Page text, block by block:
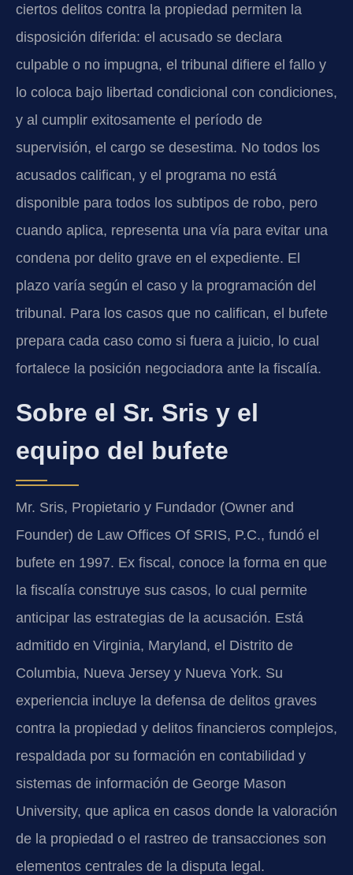
ciertos delitos contra la propiedad permiten la
disposición diferida: el acusado se declara
culpable o no impugna, el tribunal difiere el fallo y
lo coloca bajo libertad condicional con condiciones,
y al cumplir exitosamente el período de
supervisión, el cargo se desestima. No todos los
acusados califican, y el programa no está
disponible para todos los subtipos de robo, pero
cuando aplica, representa una vía para evitar una
condena por delito grave en el expediente. El
plazo varía según el caso y la programación del
tribunal. Para los casos que no califican, el bufete
prepara cada caso como si fuera a juicio, lo cual
fortalece la posición negociadora ante la fiscalía.
Sobre el Sr. Sris y el
equipo del bufete
Mr. Sris, Propietario y Fundador (Owner and
Founder) de Law Offices Of SRIS, P.C., fundó el
bufete en 1997. Ex fiscal, conoce la forma en que
la fiscalía construye sus casos, lo cual permite
anticipar las estrategias de la acusación. Está
admitido en Virginia, Maryland, el Distrito de
Columbia, Nueva Jersey y Nueva York. Su
experiencia incluye la defensa de delitos graves
contra la propiedad y delitos financieros complejos,
respaldada por su formación en contabilidad y
sistemas de información de George Mason
University, que aplica en casos donde la valoración
de la propiedad o el rastreo de transacciones son
elementos centrales de la disputa legal.